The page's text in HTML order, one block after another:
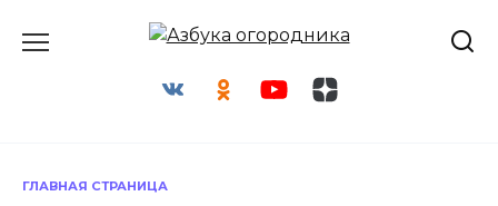
ГЛАВНАЯ СТРАНИЦА